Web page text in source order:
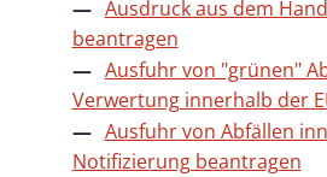
Ausdruck aus dem
beantragen
Ausfuhr von "grünen"
Verwertung innerhalb der
Ausfuhr von Abfällen
Notifizierung beantragen